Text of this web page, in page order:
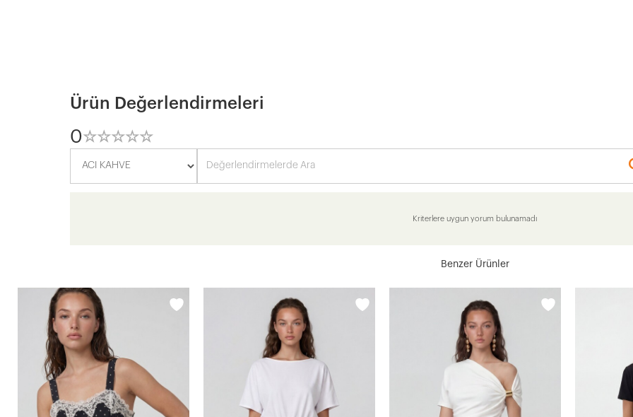
Ürün Değerlendirmeleri
0☆☆☆☆☆
★★★★★
Kriterlere uygun yorum bulunamadı
Benzer Ürünler